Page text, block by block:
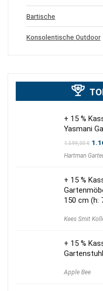
Bartische
Konsolentische Outdoor
+ 15 %
Yasmani
1.599,00€
Hartman
+ 15 %
150 cm (h:
Kees Smit
+ 15 %
Apple Bee